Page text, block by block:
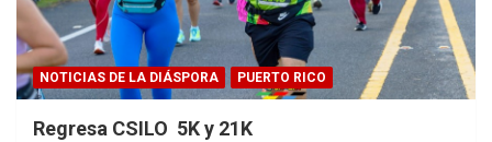
NOTICIAS DE LA DIÁSPORA PUERTO RICO
Regresa CSILO 5K y 21K